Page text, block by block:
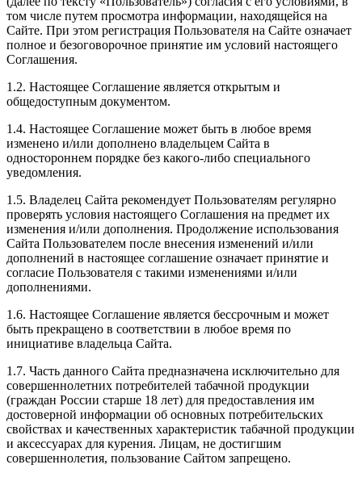
том числе путем просмотра информации, находящейся на
Сайте. При этом регистрация Пользователя на Сайте означает
полное и безоговорочное принятие им условий настоящего
Соглашения.
1.2. Настоящее Соглашение является открытым и
общедоступным документом.
1.4. Настоящее Соглашение может быть в любое время
изменено и/или дополнено владельцем Сайта в
одностороннем порядке без какого-либо специального
уведомления.
1.5. Владелец Сайта рекомендует Пользователям регулярно
проверять условия настоящего Соглашения на предмет их
изменения и/или дополнения. Продолжение использования
Сайта Пользователем после внесения изменений и/или
дополнений в настоящее соглашение означает принятие и
согласие Пользователя с такими изменениями и/или
дополнениями.
1.6. Настоящее Соглашение является бессрочным и может
быть прекращено в соответствии в любое время по
инициативе владельца Сайта.
1.7. Часть данного Сайта предназначена исключительно для
совершеннолетних потребителей табачной продукции
(граждан России старше 18 лет) для предоставления им
достоверной информации об основных потребительских
свойствах и качественных характеристик табачной продукции
и аксессуарах для курения. Лицам, не достигшим
совершеннолетия, пользование Сайтом запрещено.